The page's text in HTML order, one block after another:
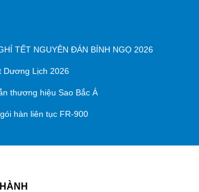
TẾT NGUYÊN ĐÁN BÍNH NGỌ 2026
Dương Lịch 2026
thương hiệu Sao Bắc Á
hàn liên tục FR-900